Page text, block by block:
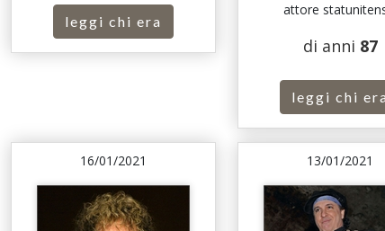
leggi chi era
attore
di anni 87
leggi chi era
16/01/2021 13/01/2021